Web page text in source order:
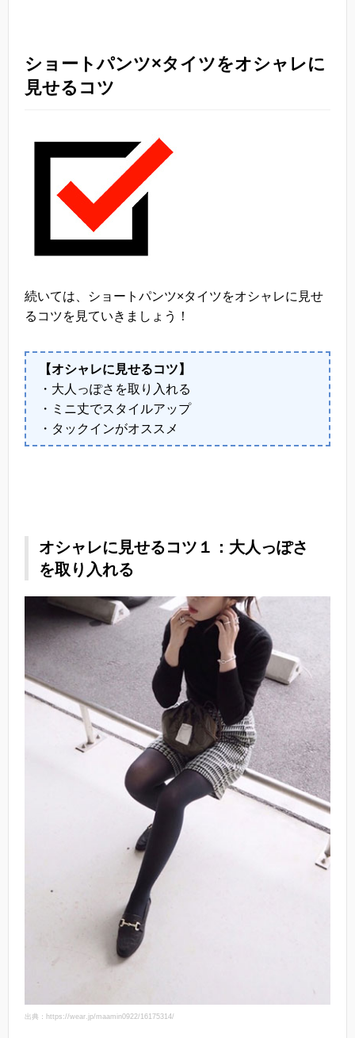
ショートパンツ×タイツをオシャレに
見せるコツ
続いては、ショートパンツ×タイツをオシャレに見せ
るコツを見ていきましょう！
【オシャレに見せるコツ】
・大人っぽさを取り入れる
・ミニ丈でスタイルアップ
・タックインがオススメ
オシャレに見せるコツ１：大人っぽさ
を取り入れる
出典：https://wear.jp/maamin0922/16175314/